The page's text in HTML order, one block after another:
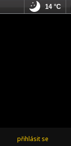
přihlásit se
14 °C